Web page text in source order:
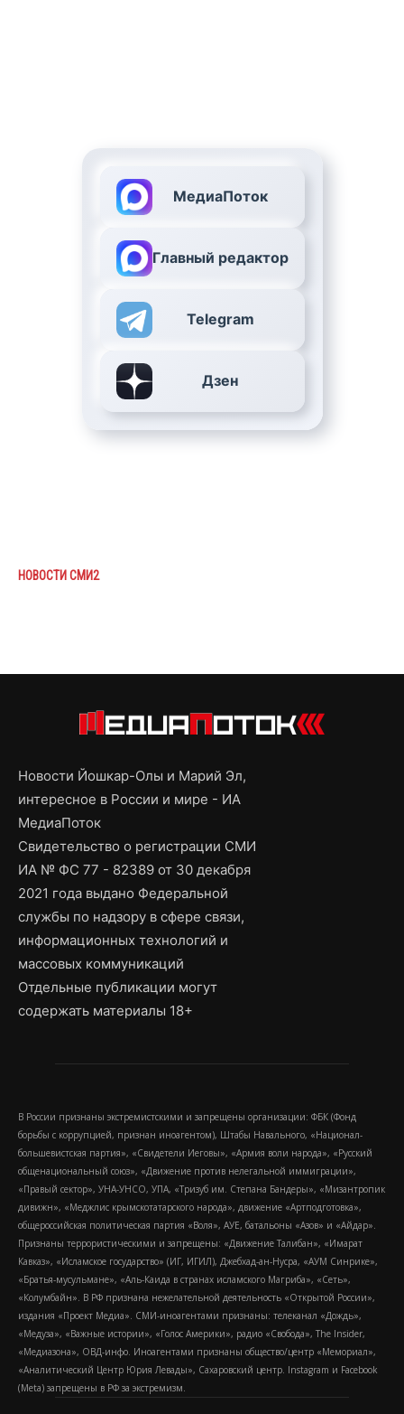
МедиаПоток
Главный редактор
Telegram
Дзен
НОВОСТИ СМИ2
Новости Йошкар-Олы и Марий Эл,
интересное в России и мире - ИА
МедиаПоток
Свидетельство о регистрации СМИ
ИА № ФС 77 - 82389 от 30 декабря
2021 года выдано Федеральной
службы по надзору в сфере связи,
информационных технологий и
массовых коммуникаций
Отдельные публикации могут
содержать материалы 18+
В России признаны экстремистскими и запрещены организации: ФБК (Фонд
борьбы с коррупцией, признан иноагентом), Штабы Навального, «Национал-
большевистская партия», «Свидетели Иеговы», «Армия воли народа», «Русский
общенациональный союз», «Движение против нелегальной иммиграции»,
«Правый сектор», УНА-УНСО, УПА, «Тризуб им. Степана Бандеры», «Мизантропик
дивижн», «Меджлис крымскотатарского народа», движение «Артподготовка»,
общероссийская политическая партия «Воля», АУЕ, батальоны «Азов» и «Айдар».
Признаны террористическими и запрещены: «Движение Талибан», «Имарат
Кавказ», «Исламское государство» (ИГ, ИГИЛ), Джебхад-ан-Нусра, «АУМ Синрике»,
«Братья-мусульмане», «Аль-Каида в странах исламского Магриба», «Сеть»,
«Колумбайн». В РФ признана нежелательной деятельность «Открытой России»,
издания «Проект Медиа». СМИ-иноагентами признаны: телеканал «Дождь»,
«Медуза», «Важные истории», «Голос Америки», радио «Свобода», The Insider,
«Медиазона», ОВД-инфо. Иноагентами признаны общество/центр «Мемориал»,
«Аналитический Центр Юрия Левады», Сахаровский центр. Instagram и Facebook
(Metа) запрещены в РФ за экстремизм.